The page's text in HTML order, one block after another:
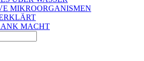
MIKROORGANISMEN
MACHT